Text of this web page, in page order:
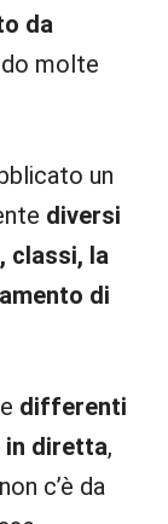
da
molte
un
diversi
classi, la
di
differenti
in diretta,
c’è da